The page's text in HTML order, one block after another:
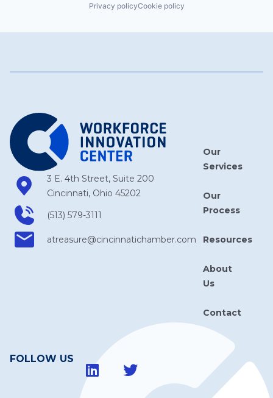
Privacy policyCookie policy
3 E. 4th Street, Suite 200
Cincinnati, Ohio 45202
(513) 579-3111
atreasure​@cincinnatichamber​.com
Our
Services
Our
Process
Resources
About
Us
Contact
FOLLOW US